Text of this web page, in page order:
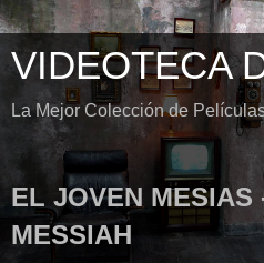
VIDEOTECA
La Mejor Colección de
EL JOVEN MESIAS
MESSIAH